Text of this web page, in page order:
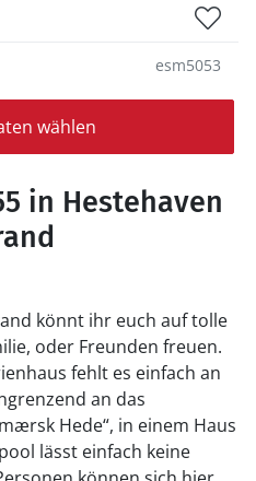
esm5053
wählen
in Hestehaven
könnt ihr euch auf tolle
oder Freunden freuen.
fehlt es einfach an
an das
Hede“, in einem Haus
lässt einfach keine